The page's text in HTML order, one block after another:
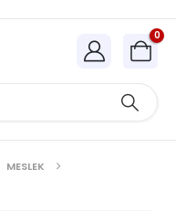
0
MESLEK